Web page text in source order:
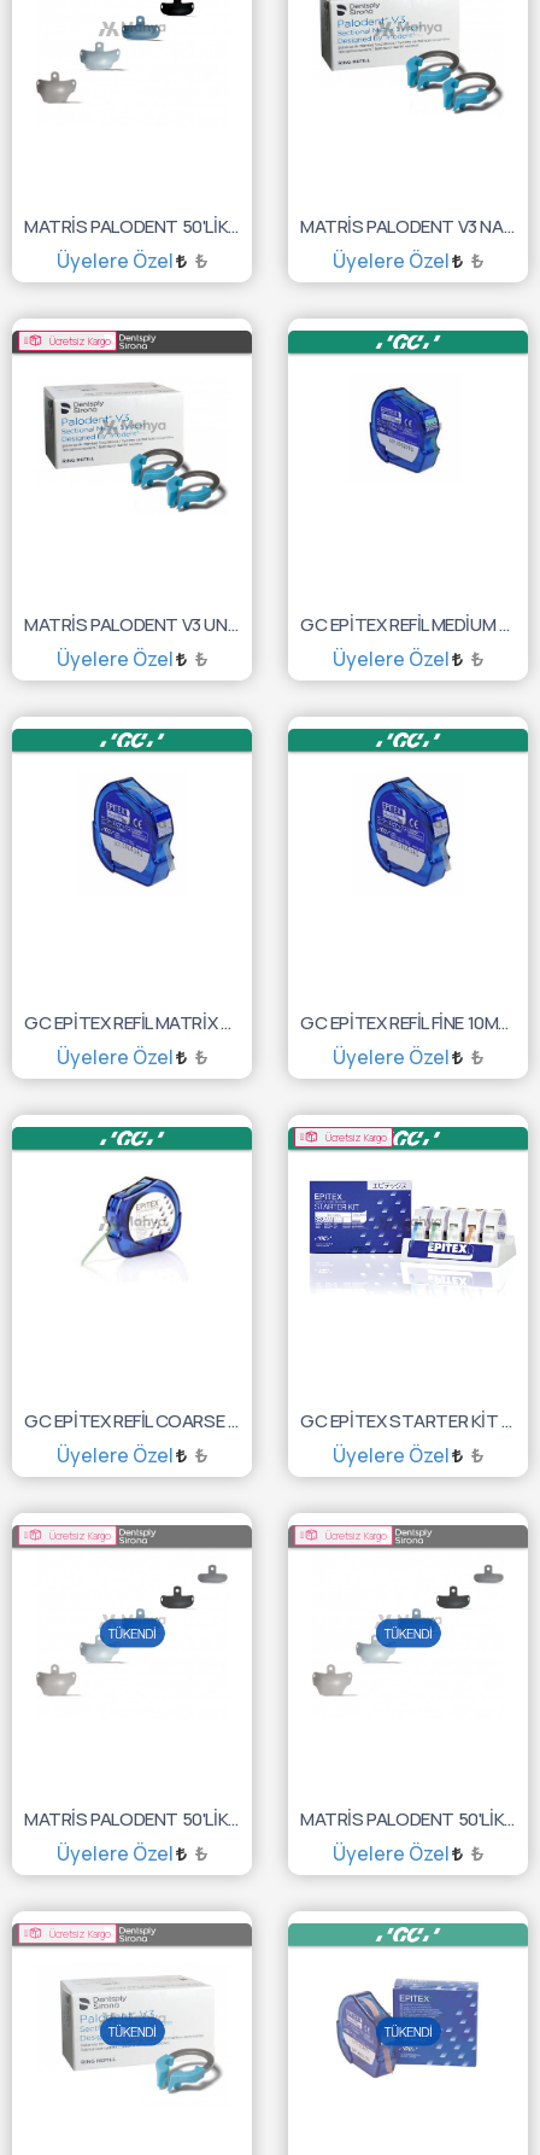
MATRİS PALODENT 50'LİK 3.5MM TEFLONLU 659610V
Üyelere Özel ₺
SEPETE EKLE
MATRİS PALODENT V3 NARROW 2'Lİ RING 659770V
Üyelere Özel ₺
SEPETE EKLE
Ücretsiz Kargo
MATRİS PALODENT V3 UNIV 2'Lİ RING 659760V
Üyelere Özel ₺
SEPETE EKLE
GC EPİTEX REFİL MEDİUM 10MT 10000120
Üyelere Özel ₺
SEPETE EKLE
GC EPİTEX REFİL MATRİX STRİP TR 10MT 10000122
Üyelere Özel ₺
SEPETE EKLE
GC EPİTEX REFİL FİNE 10MT 10000119
Üyelere Özel ₺
SEPETE EKLE
GC EPİTEX REFİL COARSE 10MT 10000118
Üyelere Özel ₺
SEPETE EKLE
Ücretsiz Kargo
GC EPİTEX STARTER KİT 10000117
Üyelere Özel ₺
SEPETE EKLE
Ücretsiz Kargo
MATRİS PALODENT 50'LİK 7.5MM TEFLONLU 659660V
Üyelere Özel ₺
TÜKENDİ :(
Ücretsiz Kargo
MATRİS PALODENT 50'LİK 6.5MM TEFLONLU 659650V
Üyelere Özel ₺
TÜKENDİ :(
Ücretsiz Kargo